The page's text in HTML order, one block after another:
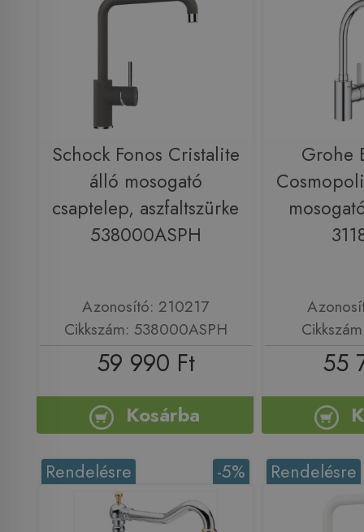
Schock Fonos Cristalite
álló mosogató
csaptelep, aszfaltszürke
538000ASPH
Azonosító: 210217
Cikkszám: 538000ASPH
59 990 Ft
Kosárba
Grohe
55
-5%
Rendelésre Rendelésre